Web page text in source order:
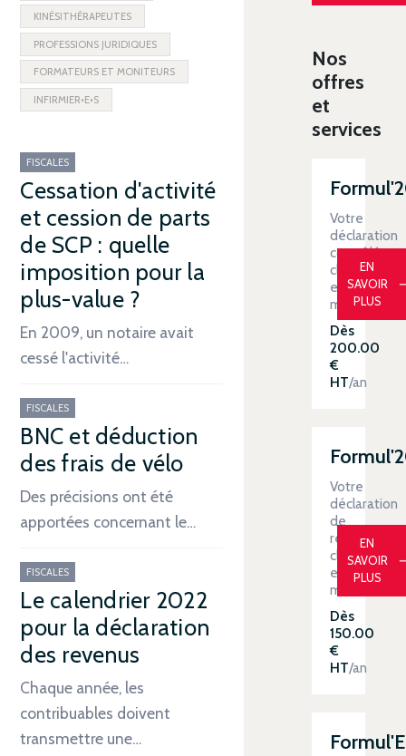
KINÉSITHÉRAPEUTES
PROFESSIONS JURIDIQUES
FORMATEURS ET MONITEURS
INFIRMIER•E•S
FISCALES
Cessation d'activité
et cession de parts
de SCP : quelle
imposition pour la
plus-value ?
En 2009, un notaire avait
cessé l'activité…
FISCALES
BNC et déduction
des frais de vélo
Des précisions ont été
apportées concernant le…
FISCALES
Le calendrier 2022
pour la déclaration
des revenus
Chaque année, les
contribuables doivent
transmettre une…
Nos
offres
et
services
Votre
déclaration
contrôlée
clé
en
main
Dès
200.00
€
HT/an
EN
SAVOIR
PLUS
Votre
déclaration
de
revenus
clé
en
main
Dès
150.00
€
HT/an
EN
SAVOIR
PLUS